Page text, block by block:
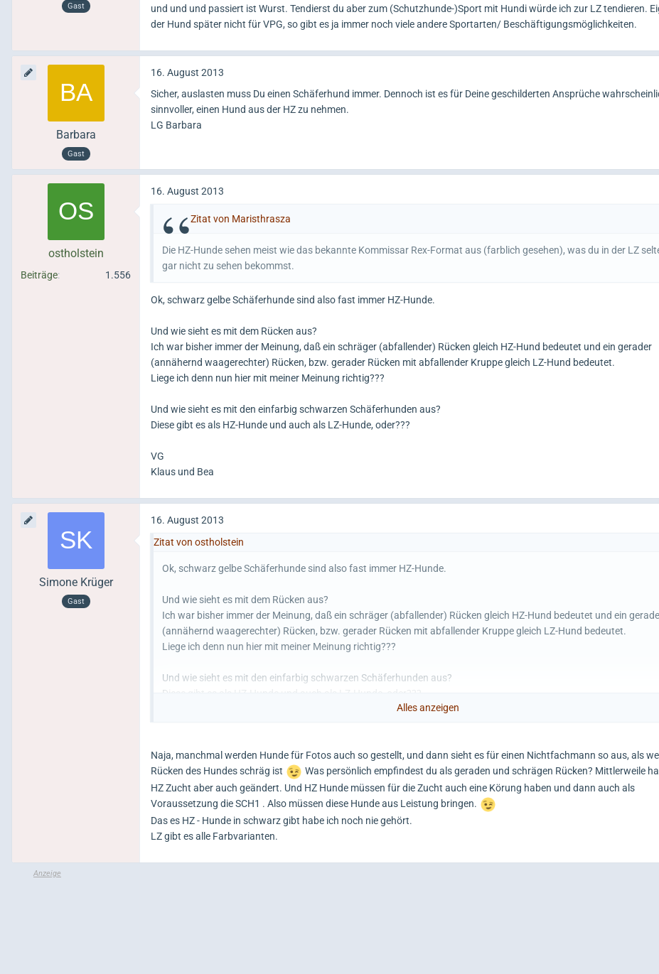
Gast
und und und passiert ist Wurst. Tendierst du aber zum (Schutzhunde-)Sport mit Hundi würde ich zur LZ tendieren.
der Hund später nicht für VPG, so gibt es ja immer noch viele andere Sportarten/ Beschäftigungsmöglichkeiten.
Barbara
Gast
16. August 2013
Sicher, auslasten muss Du einen Schäferhund immer. Dennoch ist es für Deine geschilderten Ansprüche
sinnvoller, einen Hund aus der HZ zu nehmen.
LG Barbara
ostholstein
Beiträge 1.556
16. August 2013
Zitat von Maristhrasza
Die HZ-Hunde sehen meist wie das bekannte Kommissar Rex-Format aus (farblich gesehen), was du in der LZ
gar nicht zu sehen bekommst.
Ok, schwarz gelbe Schäferhunde sind also fast immer HZ-Hunde.
Und wie sieht es mit dem Rücken aus?
Ich war bisher immer der Meinung, daß ein schräger (abfallender) Rücken gleich HZ-Hund bedeutet und ein gerader
(annähernd waagerechter) Rücken, bzw. gerader Rücken mit abfallender Kruppe gleich LZ-Hund bedeutet.
Liege ich denn nun hier mit meiner Meinung richtig???
Und wie sieht es mit den einfarbig schwarzen Schäferhunden aus?
Diese gibt es als HZ-Hunde und auch als LZ-Hunde, oder???
VG
Klaus und Bea
Simone Krüger
Gast
16. August 2013
Zitat von ostholstein
Ok, schwarz gelbe Schäferhunde sind also fast immer HZ-Hunde.
Und wie sieht es mit dem Rücken aus?
Ich war bisher immer der Meinung, daß ein schräger (abfallender) Rücken gleich HZ-Hund bedeutet und ein
(annähernd waagerechter) Rücken, bzw. gerader Rücken mit abfallender Kruppe gleich LZ-Hund bedeutet.
Liege ich denn nun hier mit meiner Meinung richtig???
Und wie sieht es mit den einfarbig schwarzen Schäferhunden aus?
Diese gibt es als HZ-Hunde und auch als LZ-Hunde, oder???
Alles anzeigen
Naja, manchmal werden Hunde für Fotos auch so gestellt, und dann sieht es für einen Nichtfachmann so aus, als
Rücken des Hundes schräg ist
Was persönlich empfindest du als geraden und schrägen Rücken? Mittlerweile
HZ Zucht aber auch geändert. Und HZ Hunde müssen für die Zucht auch eine Körung haben und dann auch als
Voraussetzung die SCH1 . Also müssen diese Hunde aus Leistung bringen.
Das es HZ - Hunde in schwarz gibt habe ich noch nie gehört.
LZ gibt es alle Farbvarianten.